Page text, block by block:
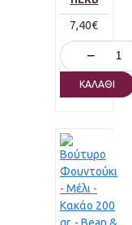
7,40€
−
ΚΑΛΆΘΙ